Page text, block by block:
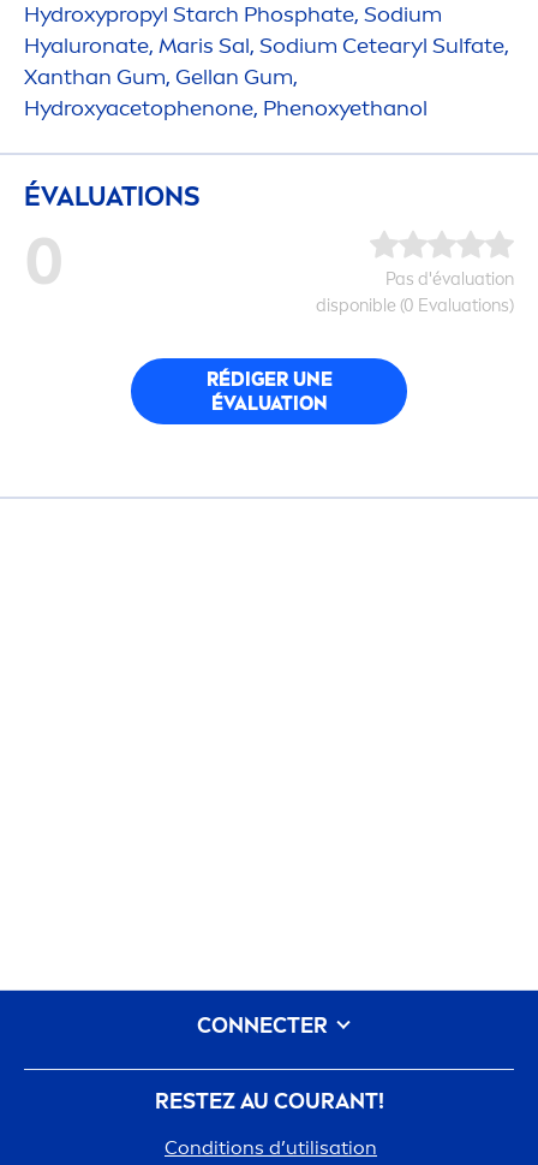
Hydroxypropyl Starch Phosphate, Sodium
Hyaluronate, Maris Sal, Sodium Cetearyl Sulfate,
Xanthan Gum, Gellan Gum,
Hydroxyacetophenone, Phenoxyethanol
ÉVALUATIONS
0
Pas d'évaluation
disponible (0 Evaluations)
RÉDIGER UNE
ÉVALUATION
RESTEZ AU COURANT!
Conditions d’utilisation
CONNECTER